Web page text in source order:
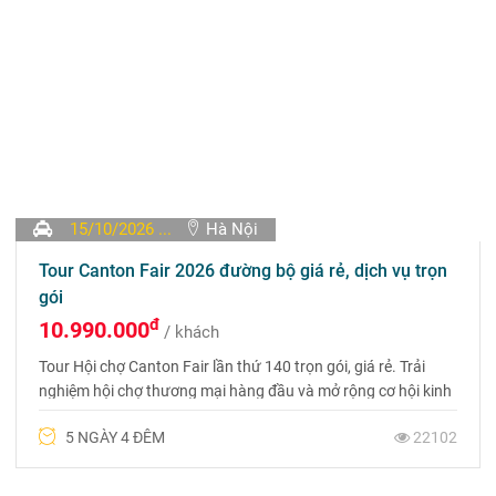
15/10/2026 ... Hà Nội
Tour Canton Fair 2026 đường bộ giá rẻ, dịch vụ trọn
gói
10.990.000đ / khách
Tour Hội chợ Canton Fair lần thứ 140 trọn gói, giá rẻ. Trải
nghiệm hội chợ thương mại hàng đầu và mở rộng cơ hội kinh
5 NGÀY 4 ĐÊM
22102